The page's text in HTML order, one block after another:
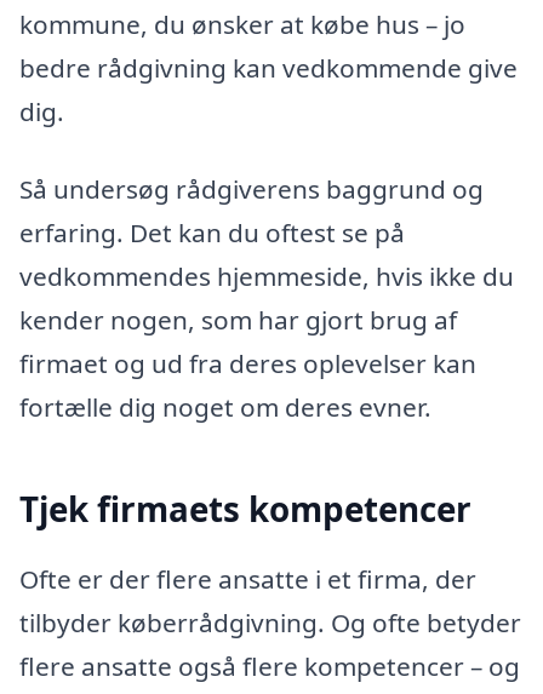
kommune, du ønsker at købe hus – jo
bedre rådgivning kan vedkommende give
dig.
Så undersøg rådgiverens baggrund og
erfaring. Det kan du oftest se på
vedkommendes hjemmeside, hvis ikke du
kender nogen, som har gjort brug af
firmaet og ud fra deres oplevelser kan
fortælle dig noget om deres evner.
Tjek firmaets kompetencer
Ofte er der flere ansatte i et firma, der
tilbyder køberrådgivning. Og ofte betyder
flere ansatte også flere kompetencer – og